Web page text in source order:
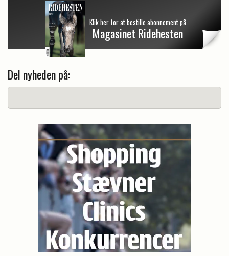
Klik her for at bestille abonnement på
Magasinet Ridehesten
Del nyheden på: